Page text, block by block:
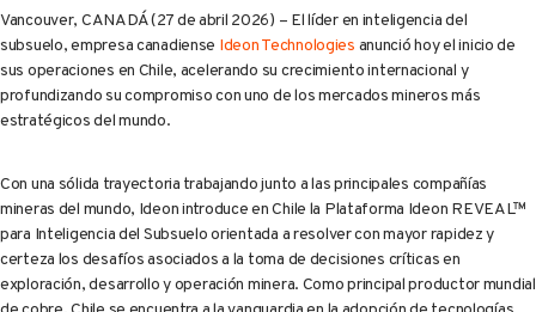
Vancouver, CANADÁ (27 de abril 2026) – El líder en inteligencia del
subsuelo, empresa canadiense Ideon Technologies anunció hoy el inicio de
sus operaciones en Chile, acelerando su crecimiento internacional y
profundizando su compromiso con uno de los mercados mineros más
estratégicos del mundo.
Con una sólida trayectoria trabajando junto a las principales compañías
mineras del mundo, Ideon introduce en Chile la Plataforma Ideon REVEAL™
para Inteligencia del Subsuelo orientada a resolver con mayor rapidez y
certeza los desafíos asociados a la toma de decisiones críticas en
exploración, desarrollo y operación minera. Como principal productor mundial